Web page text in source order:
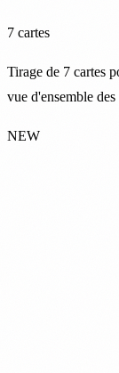
7 cartes
Tirage de 7 cartes
vue d'ensemble
NEW